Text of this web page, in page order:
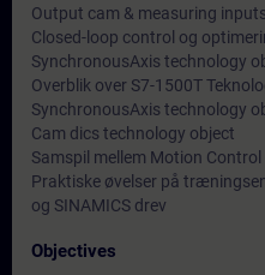
Output cam & measuring inputs
Closed-loop control og
SynchronousAxis technology
Overblik over S7-1500T
SynchronousAxis technology
Cam dics technology object
Samspil mellem Motion
Praktiske øvelser på
og SINAMICS drev
Objectives